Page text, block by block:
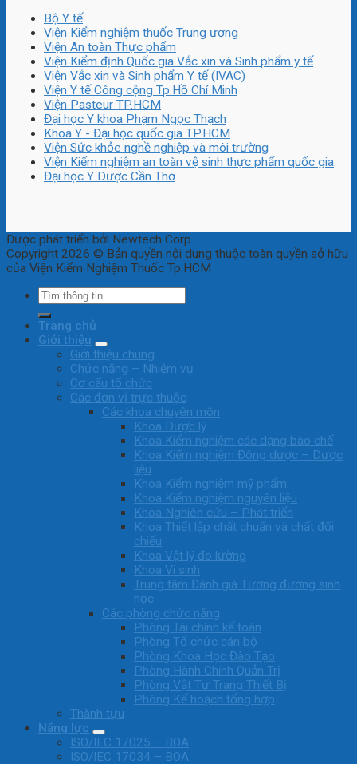
Bộ Y tế
Viện Kiểm nghiệm thuốc Trung ương
Viện An toàn Thực phẩm
Viện Kiểm định Quốc gia Vắc xin và Sinh phẩm y tế
Viện Vắc xin và Sinh phẩm Y tế (IVAC)
Viện Y tế Công cộng Tp.Hồ Chí Minh
Viện Pasteur TP.HCM
Đại học Y khoa Phạm Ngọc Thạch
Khoa Y - Đại học quốc gia TP.HCM
Viện Sức khỏe nghề nghiệp và môi trường
Viện Kiểm nghiệm an toàn vệ sinh thực phẩm quốc gia
Đại học Y Dược Cần Thơ
Được phát triển bởi Newtech Corp
Copyright 2026 © Bản quyền nội dung thuộc toàn quyền sở hữu
của Viện Kiểm Nghiệm Thuốc Tp.HCM
Trang chủ
Giới thiệu
Giới thiệu chung
Chức năng – Nhiệm vụ
Cơ cấu tổ chức
Các đơn vị trực thuộc
Các khoa chuyên môn
Khoa Dược lý
Khoa Kiểm nghiệm các dạng bào chế
Khoa Kiểm nghiệm Đông dược – Dược
liệu
Khoa Kiểm nghiệm mỹ phẩm
Khoa Kiểm nghiệm nguyên liệu
Khoa Nghiên cứu – Phát triển
Khoa Thiết lập chất chuẩn và chất đối
chiếu
Khoa Vật lý đo lường
Khoa Vi sinh
Trung tâm Đánh giá Tương đương sinh
học
Các phòng chức năng
Phòng Tài chính kế toán
Phòng Tổ chức cán bộ
Phòng Khoa Học Đào Tạo
Phòng Hành Chính Quản Trị
Phòng Vật Tư Trang Thiết Bị
Phòng Kế hoạch tổng hợp
Thành tựu
Năng lực
ISO/IEC 17025 – BOA
ISO/IEC 17034 – BOA